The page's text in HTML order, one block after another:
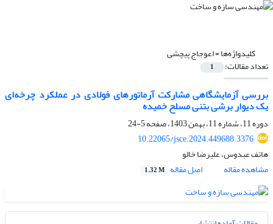
کلیدواژه‌ها =اعوجاج پیچشی
تعداد مقالات: 1
بررسی آزمایشگاهی مشارکت آرماتورهای فولادی در عملکرد چرخه‌ای
یک دیوار برشی بتنی مسلح خمیده
دوره 11، شماره 11، بهمن 1403، صفحه
5-24
10.22065/jsce.2024.449688.3376
هاتف عبدوس، علیرضا خالو
مشاهده مقاله
اصل مقاله 1.32 M